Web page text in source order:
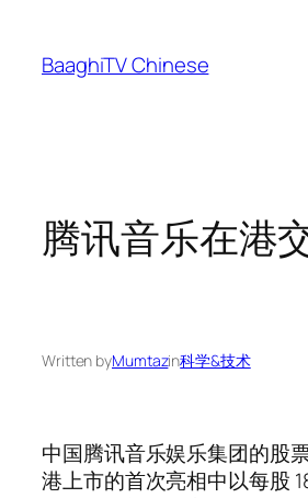
content
BaaghiTV Chinese
腾讯音乐在港
Written byMumtazin科学&技术
中国腾讯音乐娱乐集团的股
港上市的首次亮相中以每股